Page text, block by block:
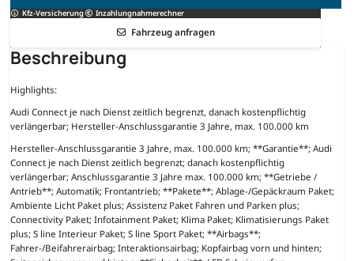
Kfz-Versicherung Inzahlungnahmerechner
Fahrzeug anfragen
Beschreibung
Highlights:
Audi Connect je nach Dienst zeitlich begrenzt, danach kostenpflichtig
verlängerbar; Hersteller-Anschlussgarantie 3 Jahre, max. 100.000 km
Hersteller-Anschlussgarantie 3 Jahre, max. 100.000 km; **Garantie**; Audi
Connect je nach Dienst zeitlich begrenzt; danach kostenpflichtig
verlängerbar; Anschlussgarantie 3 Jahre max. 100.000 km; **Getriebe /
Antrieb**; Automatik; Frontantrieb; **Pakete**; Ablage-/Gepäckraum Paket;
Ambiente Licht Paket plus; Assistenz Paket Fahren und Parken plus;
Connectivity Paket; Infotainment Paket; Klima Paket; Klimatisierungs Paket
plus; S line Interieur Paket; S line Sport Paket; **Airbags**;
Fahrer-/Beifahrerairbag; Interaktionsairbag; Kopfairbag vorn und hinten;